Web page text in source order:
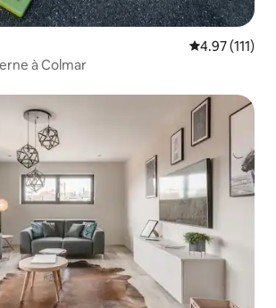
औसत रेटिंग 5 में से
4.97 (111)
à Colmar